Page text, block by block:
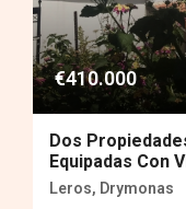
€410.000
Dos
Equipadas Con
Leros, Drymonas